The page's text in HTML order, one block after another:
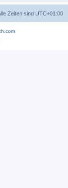
Zeiten sind UTC+01:00